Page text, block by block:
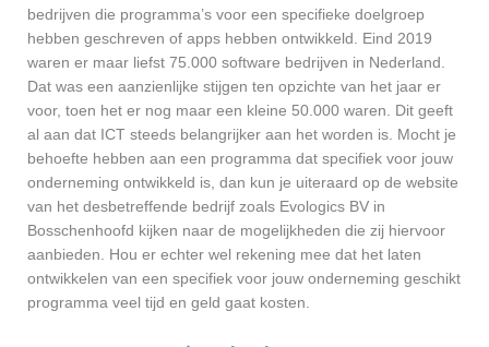
bedrijven die programma’s voor een specifieke doelgroep
hebben geschreven of apps hebben ontwikkeld. Eind 2019
waren er maar liefst 75.000 software bedrijven in Nederland.
Dat was een aanzienlijke stijgen ten opzichte van het jaar er
voor, toen het er nog maar een kleine 50.000 waren. Dit geeft
al aan dat ICT steeds belangrijker aan het worden is. Mocht je
behoefte hebben aan een programma dat specifiek voor jouw
onderneming ontwikkeld is, dan kun je uiteraard op de website
van het desbetreffende bedrijf zoals Evologics BV in
Bosschenhoofd kijken naar de mogelijkheden die zij hiervoor
aanbieden. Hou er echter wel rekening mee dat het laten
ontwikkelen van een specifiek voor jouw onderneming geschikt
programma veel tijd en geld gaat kosten.